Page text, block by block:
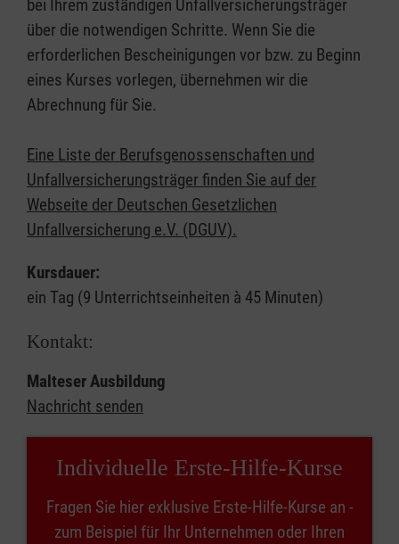
bei Ihrem zuständigen Unfallversicherungsträger
über die notwendigen Schritte. Wenn Sie die
erforderlichen Bescheinigungen vor bzw. zu Beginn
eines Kurses vorlegen, übernehmen wir die
Abrechnung für Sie.
Eine Liste der Berufsgenossenschaften und
Unfallversicherungsträger finden Sie auf der
Webseite der Deutschen Gesetzlichen
Unfallversicherung e.V. (DGUV).
Kursdauer:
ein Tag (9 Unterrichtseinheiten à 45 Minuten)
Kontakt:
Malteser Ausbildung
Nachricht senden
Individuelle Erste-Hilfe-Kurse
Fragen Sie hier exklusive Erste-Hilfe-Kurse an -
zum Beispiel für Ihr Unternehmen oder Ihren